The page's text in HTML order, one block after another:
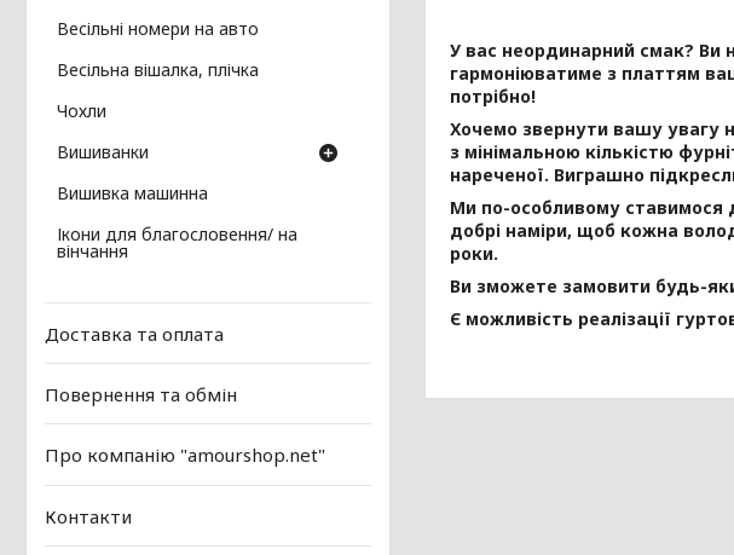
У вас неординарний смак? Ви
гармоніюватиме з платтям
потрібно!
Хочемо звернути вашу увагу
з мінімальною кількістю
нареченої. Виграшно
Ми по-особливому ставимося
добрі наміри, щоб кожна
роки.
Ви зможете замовити будь-
Є можливість реалізації
Весільні номери на авто
Весільна вішалка, плічка
Чохли
Вишиванки
Вишивка машинна
Ікони для благословення/ на
вінчання
Доставка та оплата
Повернення та обмін
Про компанію "amourshop.net"
Контакти